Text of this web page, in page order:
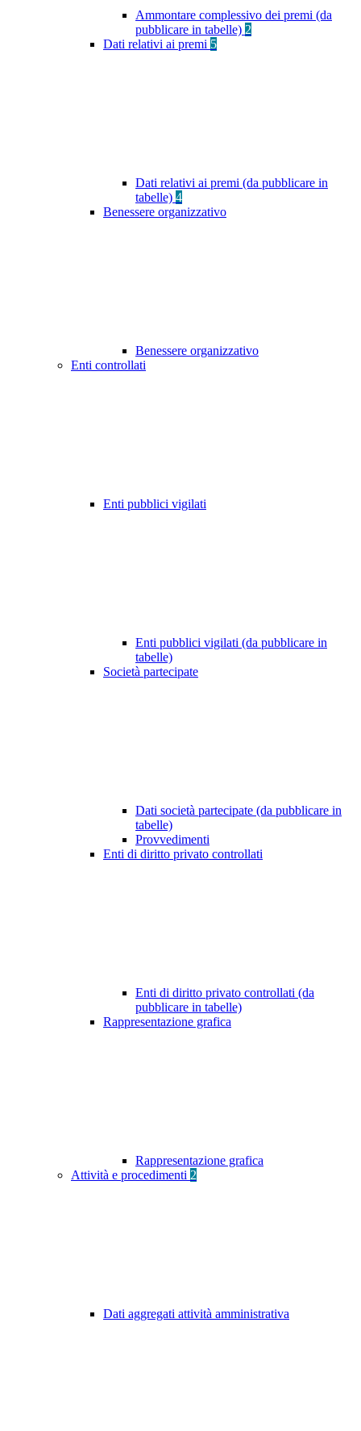
Ammontare complessivo dei premi (da
pubblicare in tabelle) 2
Dati relativi ai premi 5
Dati relativi ai premi (da pubblicare in
tabelle) 4
Benessere organizzativo
Benessere organizzativo
Enti controllati
Enti pubblici vigilati
Enti pubblici vigilati (da pubblicare in
tabelle)
Società partecipate
Dati società partecipate (da pubblicare in
tabelle)
Provvedimenti
Enti di diritto privato controllati
Enti di diritto privato controllati (da
pubblicare in tabelle)
Rappresentazione grafica
Rappresentazione grafica
Attività e procedimenti 2
Dati aggregati attività amministrativa